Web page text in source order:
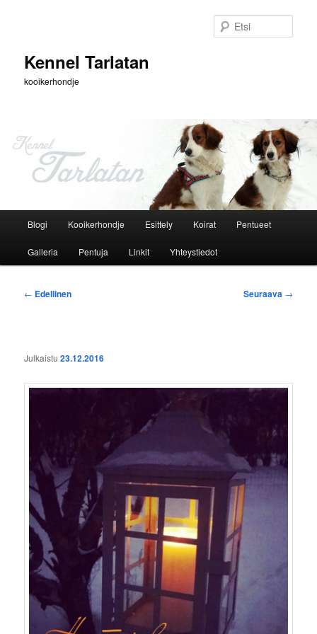
Kennel Tarlatan
kooikerhondje
Blogi Kooikerhondje Esittely Koirat Pentueet
Galleria Pentuja Linkit Yhteystiedot
Artikkelien
← Edellinen Seuraava →
Julkaistu23.12.2016